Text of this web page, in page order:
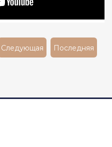
Следующая Последняя